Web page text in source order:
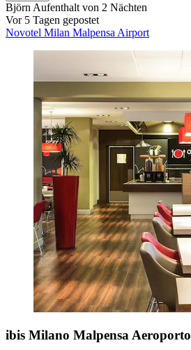
Björn Aufenthalt von 2 Nächten
Vor 5 Tagen gepostet
Novotel Milan Malpensa Airport
ibis Milano Malpensa Aeroporto